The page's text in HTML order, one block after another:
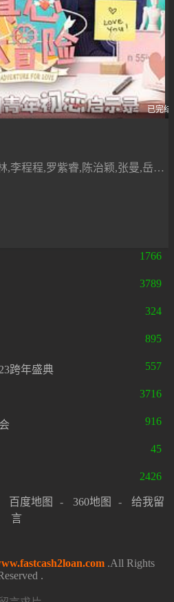
已完结
应采儿,欧弟,谭盐盐,刘承林,李程程,罗紫睿,陈治颖,张曼,岳一帆,李东阳,朱煜明,汪亘,章煜奇,牛超
1766
3789
324
895
跨年盛典 557
3716
916
45
2426
百度地图 - 360地图 -
给我留
言
.All Rights
.